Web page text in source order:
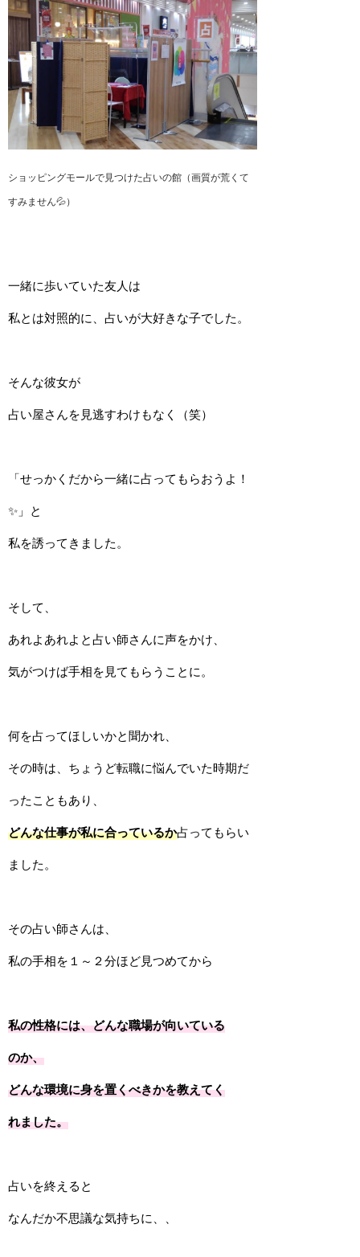
ショッピングモールで見つけた占いの館（画質が荒くて
すみません💦）
一緒に歩いていた友人は
私とは対照的に、占いが大好きな子でした。
そんな彼女が
占い屋さんを見逃すわけもなく（笑）
「せっかくだから一緒に占ってもらおうよ！
✨」と
私を誘ってきました。
そして、
あれよあれよと占い師さんに声をかけ、
気がつけば手相を見てもらうことに。
何を占ってほしいかと聞かれ、
その時は、ちょうど転職に悩んでいた時期だ
ったこともあり、
どんな仕事が私に合っているか占ってもらい
ました。
その占い師さんは、
私の手相を１～２分ほど見つめてから
私の性格には、どんな職場が向いている
のか、
どんな環境に身を置くべきかを教えてく
れました。
占いを終えると
なんだか不思議な気持ちに、、